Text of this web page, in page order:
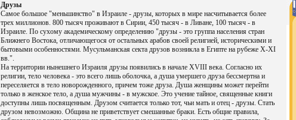
Друзы
Самое большое "меньшинство" в Израиле - друзы, которых в мире насчитывается более
трех миллионов. 800 тысяч проживают в Сирии, 450 тысяч - в Ливане, 100 тысяч - в
Израиле. По сухому академическому определению "друзы - это группа населения стран
Ближнего Востока, отличающегося от остальных арабов своей религией, историческими и
бытовыми особенностями. Мусульманская секта друзов возникла в Египте на рубеже X-XI
вв.".
На территории нынешнего Израиля друзы появились в начале XVIII века. Согласно их
религии, тело человека - это всего лишь оболочка, а душа умершего друза бессмертна и
переселяется в тело новорожденного, причем тоже друза. Душа женщины может перейти
только в женское тело, а душа мужчины - в мужское. Это учение тайное, священные книги
доступны лишь посвященным. Друзом считается только тот, чьи мать и отец - друзы. Стать
друзом невозможно. Община не приветствует смешанные браки. Есть общие правила,